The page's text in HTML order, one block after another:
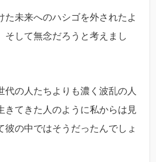
た未来へのハシゴを外されたよ
そして無念だろうと考えまし
代の人たちよりも濃く波乱の人
きてきた人のように私からは見
彼の中ではそうだったんでしょ